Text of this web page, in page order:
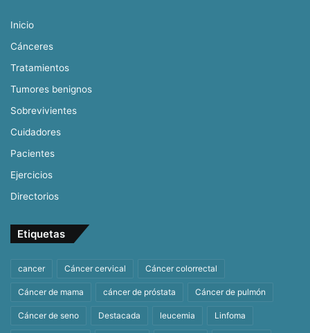
Inicio
Cánceres
Tratamientos
Tumores benignos
Sobrevivientes
Cuidadores
Pacientes
Ejercicios
Directorios
Etiquetas
cancer Cáncer cervical Cáncer colorrectal
Cáncer de mama cáncer de próstata Cáncer de pulmón
Cáncer de seno Destacada leucemia Linfoma